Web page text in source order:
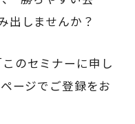
出しませんか？
のセミナーに申し
ージでご登録をお